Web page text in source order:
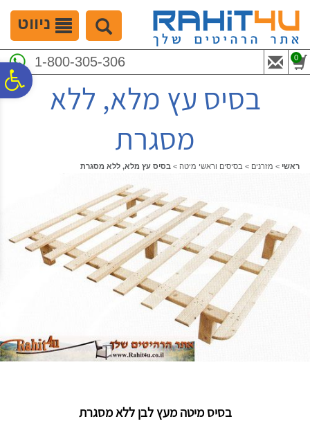
נגישות
המרכזי
ניווט
1-800-305-306 0
בסיס עץ מלא, ללא
מסגרת
ראשי > מזרנים > בסיסים וראשי מיטה > בסיס עץ מלא, ללא מסגרת
בסיס מיטה מעץ לבן ללא מסגרת